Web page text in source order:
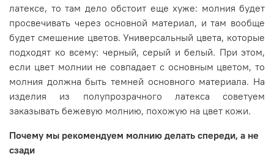
латексе, то там дело обстоит еще хуже: молния будет
просвечивать через основной материал, и там вообще
будет смешение цветов. Универсальный цвета, которые
подходят ко всему: черный, серый и белый. При этом,
если цвет молнии не совпадает с основным цветом, то
молния должна быть темней основного материала. На
изделия из полупрозрачного латекса советуем
заказывать бежевую молнию, похожую на цвет кожи.
Почему мы рекомендуем молнию делать спереди, а не
сзади